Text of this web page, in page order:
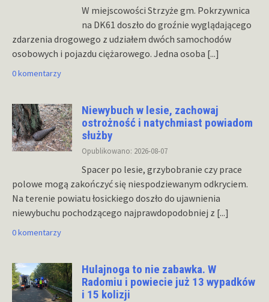
W miejscowości Strzyże gm. Pokrzywnica
na DK61 doszło do groźnie wyglądającego
zdarzenia drogowego z udziałem dwóch samochodów
osobowych i pojazdu ciężarowego. Jedna osoba [...]
0 komentarzy
Niewybuch w lesie, zachowaj
ostrożność i natychmiast powiadom
służby
Opublikowano: 2026-08-07
Spacer po lesie, grzybobranie czy prace
polowe mogą zakończyć się niespodziewanym odkryciem.
Na terenie powiatu łosickiego doszło do ujawnienia
niewybuchu pochodzącego najprawdopodobniej z [...]
0 komentarzy
Hulajnoga to nie zabawka. W
Radomiu i powiecie już 13 wypadków
i 15 kolizji